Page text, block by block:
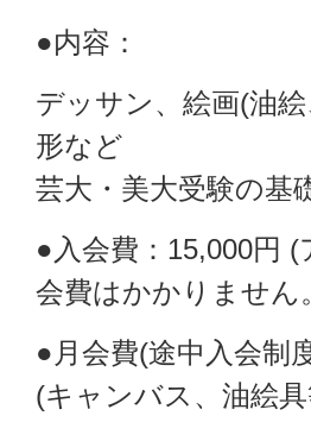
●内容：
デッサン、絵画(油
形など
芸大・美大受験の基
●入会費：15,000円
会費はかかりません
●月会費(途中入会制
(キャンバス、油絵